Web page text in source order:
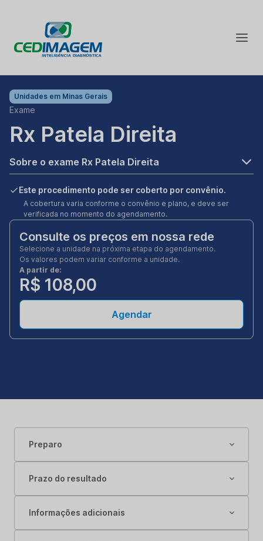
Unidades em Minas Gerais
Exame
Rx Patela Direita
Sobre o exame Rx Patela Direita
Este procedimento pode ser coberto por convênio.
A cobertura varia conforme o convênio e plano, e deve ser
verificada no momento do agendamento.
Consulte os preços em nossa rede
Selecione a unidade na próxima etapa do agendamento.
Os valores podem variar conforme a unidade.
A partir de:
R$ 108,00
Agendar
Preparo
Prazo do resultado
Informações adicionais